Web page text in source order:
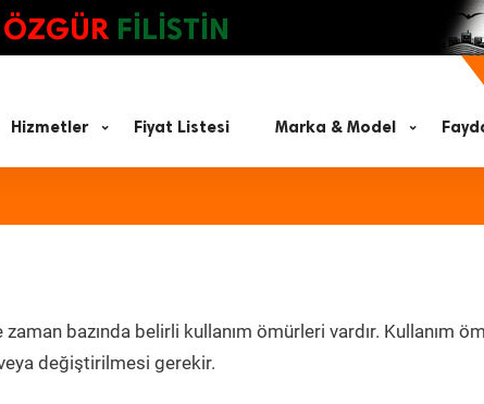
ÖZGÜR FİLİSTİN
Hizmetler Fiyat Listesi Marka & Model
bazında belirli kullanım ömürleri vardır. Kullanım
değiştirilmesi gerekir.